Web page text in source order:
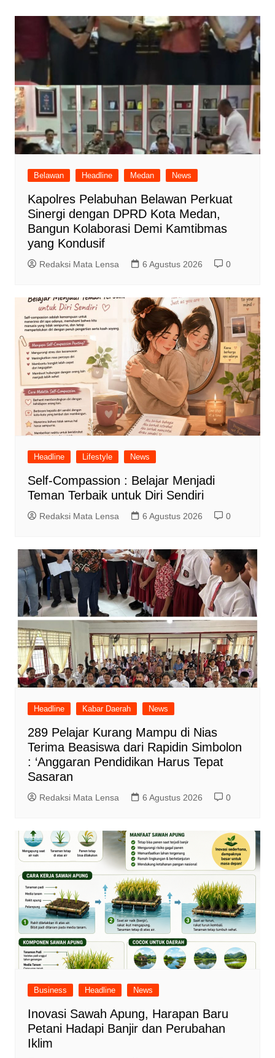
Belawan Headline Medan News
Kapolres Pelabuhan Belawan Perkuat
Sinergi dengan DPRD Kota Medan,
Bangun Kolaborasi Demi Kamtibmas
yang Kondusif
Redaksi Mata Lensa 6 Agustus 2026 0
Headline Lifestyle News
Self-Compassion : Belajar Menjadi
Teman Terbaik untuk Diri Sendiri
Redaksi Mata Lensa 6 Agustus 2026 0
Headline Kabar Daerah News
289 Pelajar Kurang Mampu di Nias
Terima Beasiswa dari Rapidin Simbolon
: ‘Anggaran Pendidikan Harus Tepat
Sasaran
Redaksi Mata Lensa 6 Agustus 2026 0
Business Headline News
Inovasi Sawah Apung, Harapan Baru
Petani Hadapi Banjir dan Perubahan
Iklim